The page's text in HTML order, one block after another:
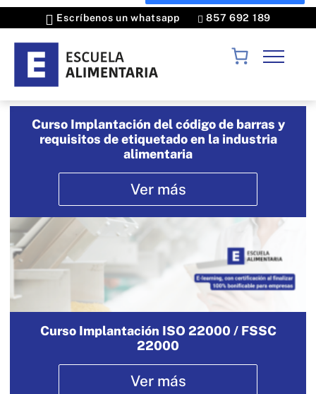
Escríbenos un whatsapp 857 692 189
Seguridad alimentaria
Sectores alimentarios
Agroalimentaria
I+D+i
Internacional
MÁSTER
Doble titulación Acreditación Universitaria
Máster Executive en Innovación para la Industria
Alimentaria
Máster en Auditoría y Consultoría
Agroalimentaria
Formación a Medida
Consultoría
Consultoría IFS
Consultoría BRCGS
Laboratorio ISO 17025
Sistemas de exportación SAE
Consultoría Seguridad Alimentaria
Conócenos
Nosotros
Solicita información
Curso Implantación del código de barras y
requisitos de etiquetado en la industria
alimentaria
Ver más
Curso Implantación ISO 22000 / FSSC
22000
Ver más